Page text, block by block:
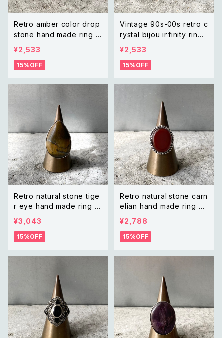
Belt
Hair accessory
Others
Retro amber color drop
stone hand made ring レ
トロ アクセサリー 琥珀色
ドロップ ストーン ハンドメ
イド リング 指輪
¥2,533
15%OFF
Vintage 90s-00s retro c
rystal bijou infinity ring
レトロ ヴィンテージ アクセ
サリー シルバー クリスタル
ビジュー インフィニティ リ
¥2,533
15%OFF
Retro natural stone tige
r eye hand made ring レ
トロ アクセサリー 天然石
タイガーアイ ハンドメイド リ
ング 指輪
¥3,043
15%OFF
Retro natural stone carn
elian hand made ring レ
トロ アクセサリー 天然石
カーネリアン ハンドメイド リ
ング 指輪
¥2,788
15%OFF